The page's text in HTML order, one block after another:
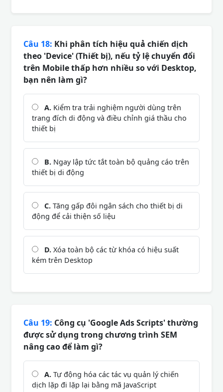
Câu 18: Khi phân tích hiệu quả chiến dịch
theo 'Device' (Thiết bị), nếu tỷ lệ chuyển đổi
trên Mobile thấp hơn nhiều so với Desktop,
bạn nên làm gì?
A. Kiểm tra trải nghiệm người dùng trên
trang đích di động và điều chỉnh giá thầu cho
thiết bị
B. Ngay lập tức tắt toàn bộ quảng cáo trên
thiết bị di động
C. Tăng gấp đôi ngân sách cho thiết bị di
động để cải thiện số liệu
D. Xóa toàn bộ các từ khóa có hiệu suất
kém trên Desktop
Câu 19: Công cụ 'Google Ads Scripts' thường
được sử dụng trong chương trình SEM
nâng cao để làm gì?
A. Tự động hóa các tác vụ quản lý chiến
dịch lặp đi lặp lại bằng mã JavaScript